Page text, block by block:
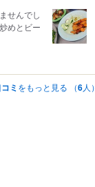
せんでし
めとビー
ミ をもっと見る （6人）